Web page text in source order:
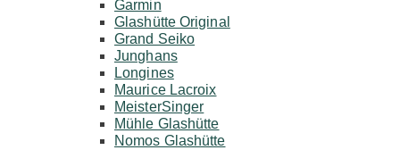
Garmin
Glashütte Original
Grand Seiko
Junghans
Longines
Maurice Lacroix
MeisterSinger
Mühle Glashütte
Nomos Glashütte